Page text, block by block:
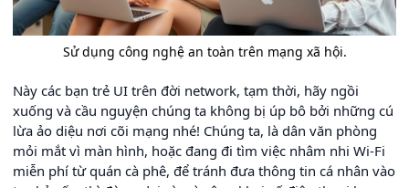
Sử dụng công nghệ an toàn trên mạng xã hội.
Này các bạn trẻ UI trên đời network, tạm thời, hãy ngồi
xuống và cầu nguyện chúng ta không bị úp bô bởi những cú
lừa ảo diệu nơi cõi mạng nhé! Chúng ta, là dân văn phòng
mỏi mắt vì màn hình, hoặc đang đi tìm việc nhâm nhi Wi-Fi
miễn phí từ quán cà phê, để tránh đưa thông tin cá nhân vào